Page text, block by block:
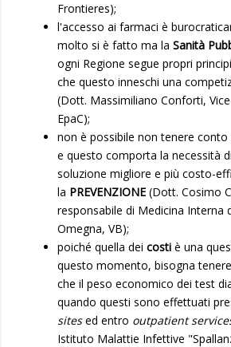
Frontieres);
l'accesso ai farmaci è
molto si è fatto ma la Sanità
ogni Regione segue propri
che questo inneschi una
(Dott. Massimiliano Conforti,
EpaC);
non è possibile non tenere conto
e questo comporta la necessità
soluzione migliore e più costo-
la PREVENZIONE (Dott. Cosimo
responsabile di Medicina Interna
Omegna, VB);
poiché quella dei costi è una
questo momento, bisogna
che il peso economico dei test
quando questi sono effettuati
sitesed entro outpatient
Istituto Malattie Infettive